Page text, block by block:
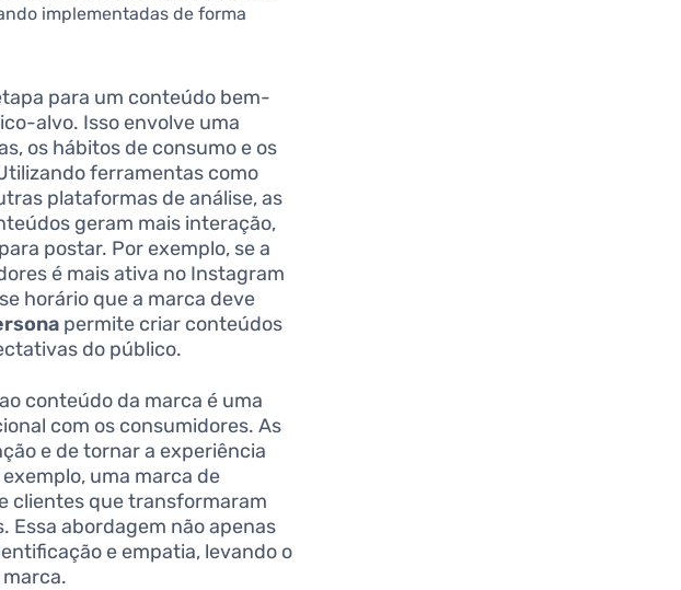
implementadas de forma
para um conteúdo bem-
alvo. Isso envolve uma
os hábitos de consumo e os
ferramentas como
plataformas de análise, as
geram mais interação,
postar. Por exemplo, se a
é mais ativa no Instagram
horário que a marca deve
permite criar conteúdos
do público.
ao conteúdo da marca é uma
com os consumidores. As
e de tornar a experiência
uma marca de
clientes que transformaram
Essa abordagem não apenas
e empatia, levando o